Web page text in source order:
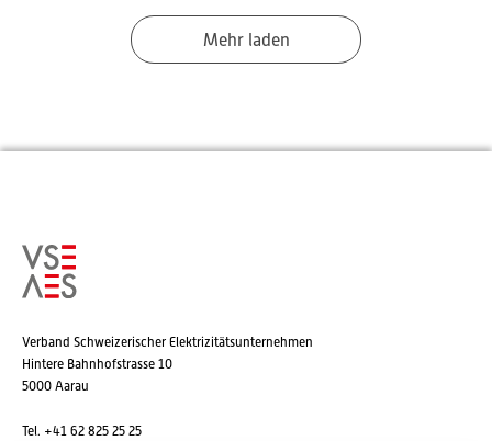
Mehr laden
Verband Schweizerischer Elektrizitätsunternehmen
Hintere Bahnhofstrasse 10
5000 Aarau
Tel. +41 62 825 25 25